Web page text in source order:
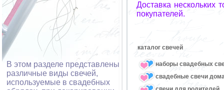
В этом разделе представлены
различные виды свечей,
используемые в свадебных
Доставка нескольких
покупателей.
каталог свечей
наборы свадебных
свадебные свечи